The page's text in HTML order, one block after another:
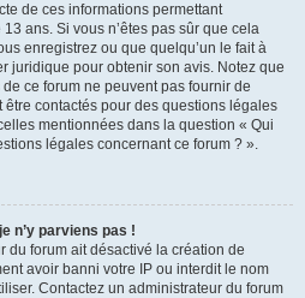
de ces informations permettant
ans. Si vous n’êtes pas sûr que cela
enregistrez ou que quelqu’un le fait à
juridique pour obtenir son avis. Notez que
ce forum ne peuvent pas fournir de
contactés pour des questions légales
mentionnées dans la question « Qui
légales concernant ce forum ? ».
n’y parviens pas !
du forum ait désactivé la création de
avoir banni votre IP ou interdit le nom
Contactez un administrateur du forum